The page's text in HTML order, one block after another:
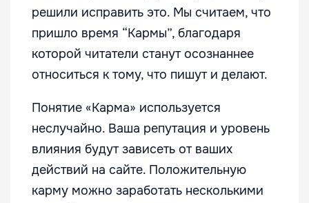
решили исправить это. Мы считаем, что
пришло время “Кармы”, благодаря
которой читатели станут осознаннее
относиться к тому, что пишут и делают.
Понятие «Карма» используется
неслучайно. Ваша репутация и уровень
влияния будут зависеть от ваших
действий на сайте. Положительную
карму можно заработать несколькими